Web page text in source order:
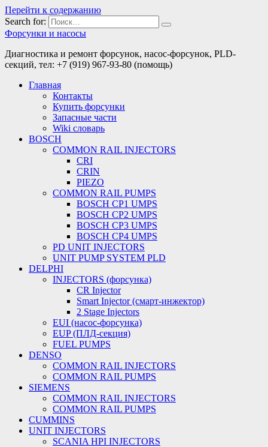
Перейти к содержанию
Search for:
Форсунки и насосы
Диагностика и ремонт форсунок, насос-форсунок, PLD-
секций, тел: +7 (919) 967-93-80 (помощь)
Главная
Контакты
Купить форсунки
Запасные части
Wiki словарь
BOSCH
COMMON RAIL INJECTORS
CRI
CRIN
PIEZO
COMMON RAIL PUMPS
BOSCH CP1 UMPS
BOSCH CP2 UMPS
BOSCH CP3 UMPS
BOSCH CP4 UMPS
PD UNIT INJECTORS
UNIT PUMP SYSTEM PLD
DELPHI
INJECTORS (форсунка)
CR Injector
Smart Injector (смарт-инжектор)
2 Stage Injectors
EUI (насос-форсунка)
EUP (ПЛД-секция)
FUEL PUMPS
DENSO
COMMON RAIL INJECTORS
COMMON RAIL PUMPS
SIEMENS
COMMON RAIL INJECTORS
COMMON RAIL PUMPS
CUMMINS
UNIT INJECTORS
SCANIA HPI INJECTORS